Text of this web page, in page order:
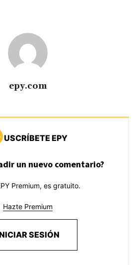
epy.com
USCRÍBETE EPY
un nuevo comentario?
Premium, es gratuito.
Hazte Premium
SESIÓN